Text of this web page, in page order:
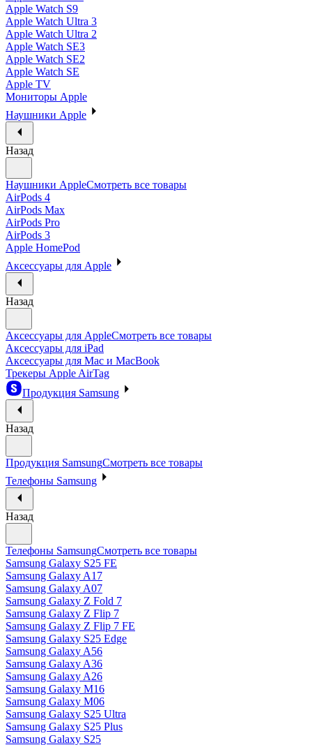
Apple Watch S9
Apple Watch Ultra 3
Apple Watch Ultra 2
Apple Watch SE3
Apple Watch SE2
Apple Watch SE
Apple TV
Мониторы Apple
Наушники Apple
Назад
Наушники AppleСмотреть все товары
AirPods 4
AirPods Max
AirPods Pro
AirPods 3
Apple HomePod
Аксессуары для Apple
Назад
Аксессуары для AppleСмотреть все товары
Аксессуары для iPad
Аксессуары для Mac и MacBook
Трекеры Apple AirTag
Продукция Samsung
Назад
Продукция SamsungСмотреть все товары
Телефоны Samsung
Назад
Телефоны SamsungСмотреть все товары
Samsung Galaxy S25 FE
Samsung Galaxy A17
Samsung Galaxy A07
Samsung Galaxy Z Fold 7
Samsung Galaxy Z Flip 7
Samsung Galaxy Z Flip 7 FE
Samsung Galaxy S25 Edge
Samsung Galaxy A56
Samsung Galaxy A36
Samsung Galaxy A26
Samsung Galaxy M16
Samsung Galaxy M06
Samsung Galaxy S25 Ultra
Samsung Galaxy S25 Plus
Samsung Galaxy S25